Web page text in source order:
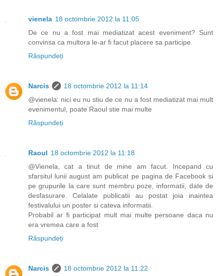
vienela 18 octombrie 2012 la 11:05
De ce nu a fost mai mediatizat acest eveniment? Sunt
convinsa ca multora le-ar fi facut placere sa participe.
Răspundeți
Narcis
18 octombrie 2012 la 11:14
@vienela: nici eu nu stiu de ce nu a fost mediatizat mai mult
evenimentul, poate Raoul stie mai multe
Răspundeți
Raoul 18 octombrie 2012 la 11:18
@Vienela, cat a tinut de mine am facut. Incepand cu
sfarsitul lunii august am publicat pe pagina de Facebook si
pe grupurile la care sunt membru poze, informatii, date de
desfasurare. Celalate publicatii au postat joia inaintea
festivalului un poster si cateva informatii.
Probabil ar fi participat mult mai multe persoane daca nu
era vremea care a fost
Răspundeți
Narcis
18 octombrie 2012 la 11:22